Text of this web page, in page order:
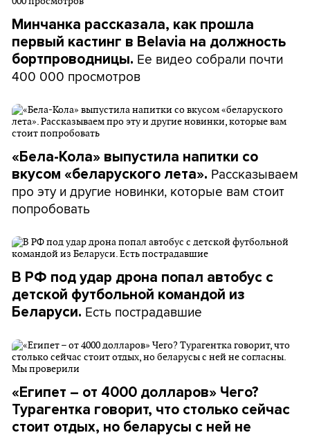
Минчанка рассказала, как прошла
первый кастинг в Belavia на должность
бортпроводницы. Ее видео собрали почти
400 000 просмотров
«Бела-Кола» выпустила напитки со
вкусом «беларуского лета». Рассказываем
про эту и другие новинки, которые вам стоит
попробовать
В РФ под удар дрона попал автобус с
детской футбольной командой из
Беларуси. Есть пострадавшие
«Египет – от 4000 долларов» Чего?
Турагентка говорит, что столько сейчас
стоит отдых, но беларусы с ней не